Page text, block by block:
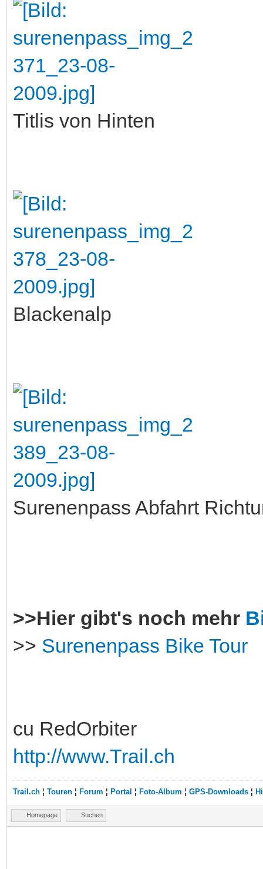
Titlis von Hinten
Blackenalp
Surenenpass Abfahrt
>>Hier gibt's noch mehr
>> Surenenpass Bike Tour
cu RedOrbiter
http://www.Trail.ch
Trail.ch ¦ Touren ¦ Forum ¦ Portal ¦ Foto-Album ¦ GPS-Downloads ¦
Homepage Suchen